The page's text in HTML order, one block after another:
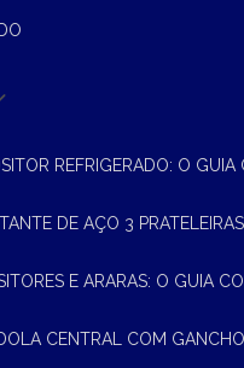
REFRIGERADO: O
DE AÇO 3
E ARARAS: O GUIA
CENTRAL COM